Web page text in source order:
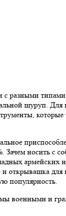
разными
шуруп.
носить с
открывашка
популярность.
и